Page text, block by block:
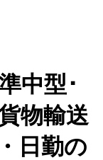
中型･
物輸送
日勤の